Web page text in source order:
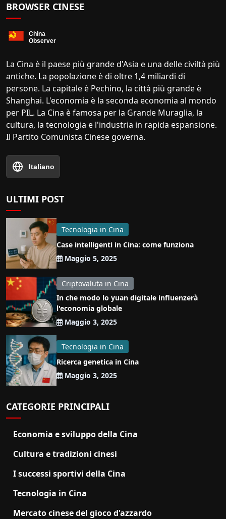
BROWSER CINESE
La Cina è il paese più grande d'Asia e una delle civiltà più
antiche. La popolazione è di oltre 1,4 miliardi di
persone. La capitale è Pechino, la città più grande è
Shanghai. L'economia è la seconda economia al mondo
per PIL. La Cina è famosa per la Grande Muraglia, la
cultura, la tecnologia e l'industria in rapida espansione.
Il Partito Comunista Cinese governa.
Italiano
ULTIMI POST
Tecnologia in Cina
Case intelligenti in Cina: come funziona
Maggio 5, 2025
Criptovaluta in Cina
In che modo lo yuan digitale influenzerà
l'economia globale
Maggio 3, 2025
Tecnologia in Cina
Ricerca genetica in Cina
Maggio 3, 2025
CATEGORIE PRINCIPALI
Economia e sviluppo della Cina
Cultura e tradizioni cinesi
I successi sportivi della Cina
Tecnologia in Cina
Mercato cinese del gioco d'azzardo